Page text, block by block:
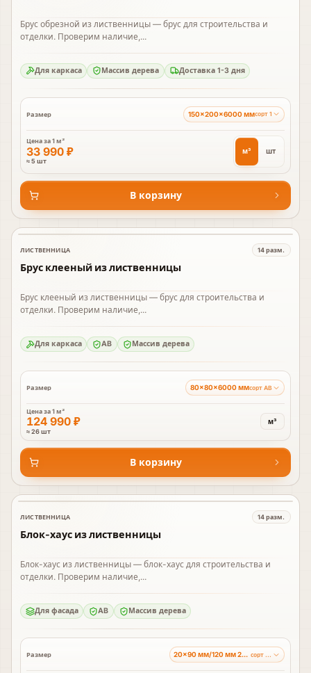
Брус обрезной из лиственницы — брус для строительства и
отделки. Проверим наличие,...
Для каркаса Массив дерева Доставка 1-3 дня
Размер 150×200×6000 ммсорт 1
Цена за1 м³
33 990 ₽
≈ 5 шт
м³ шт
В корзину
В наличии
ЛИСТВЕННИЦА 14разм.
Брус клееный из лиственницы
Брус клееный из лиственницы — брус для строительства и
отделки. Проверим наличие,...
Для каркаса AB Массив дерева
Размер 80×80×6000 ммсорт AB
Цена за1 м³
124 990 ₽
≈ 26 шт
м³
В корзину
В наличии
ЛИСТВЕННИЦА 14разм.
Блок-хаус из лиственницы
Блок-хаус из лиственницы — блок-хаус для строительства и
отделки. Проверим наличие,...
Для фасада AB Массив дерева
Размер 20×90 мм/120 мм 2-4 мсорт BC